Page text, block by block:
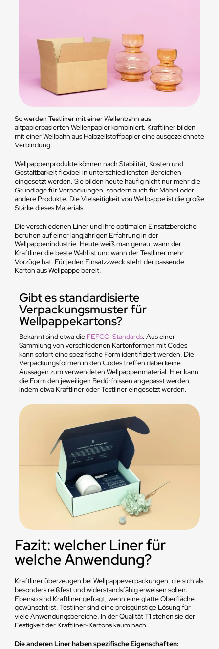
So werden Testliner mit einer Wellenbahn aus
altpapierbasierten Wellenpapier kombiniert. Kraftliner bilden
mit einer Wellbahn aus Halbzellstoffpapier eine ausgezeichnete
Verbindung.
Wellpappenprodukte können nach Stabilität, Kosten und
Gestaltbarkeit flexibel in unterschiedlichsten Bereichen
eingesetzt werden. Sie bilden heute häufig nicht nur mehr die
Grundlage für Verpackungen, sondern auch für Möbel oder
andere Produkte. Die Vielseitigkeit von Wellpappe ist die große
Stärke dieses Materials.
Die verschiedenen Liner und ihre optimalen Einsatzbereiche
beruhen auf einer langjährigen Erfahrung in der
Wellpappenindustrie. Heute weiß man genau, wann der
Kraftliner die beste Wahl ist und wann der Testliner mehr
Vorzüge hat. Für jeden Einsatzzweck steht der passende
Karton aus Wellpappe bereit.
Gibt es standardisierte
Verpackungsmuster für
Wellpappekartons?
Bekannt sind etwa die FEFCO-Standards. Aus einer
Sammlung von verschiedenen Kartonformen mit Codes
kann sofort eine spezifische Form identifiziert werden. Die
Verpackungsformen in den Codes treffen dabei keine
Aussagen zum verwendeten Wellpappenmaterial. Hier kann
die Form den jeweiligen Bedürfnissen angepasst werden,
indem etwa Kraftliner oder Testliner eingesetzt werden.
Fazit: welcher Liner für
welche Anwendung?
Kraftliner überzeugen bei Wellpappeverpackungen, die sich als
besonders reißfest und widerstandsfähig erweisen sollen.
Ebenso sind Kraftliner gefragt, wenn eine glatte Oberfläche
gewünscht ist. Testliner sind eine preisgünstige Lösung für
viele Anwendungsbereiche. In der Qualität T1 stehen sie der
Festigkeit der Kraftliner-Kartons kaum nach.
Die anderen Liner haben spezifische Eigenschaften: